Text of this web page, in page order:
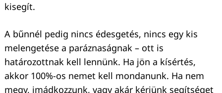
kisegít.
A bűnnél pedig nincs édesgetés, nincs egy kis
melengetése a paráznaságnak – ott is
határozottnak kell lennünk. Ha jön a kísértés,
akkor 100%-os nemet kell mondanunk. Ha nem
megy, imádkozzunk, vagy akár kérjünk segítséget